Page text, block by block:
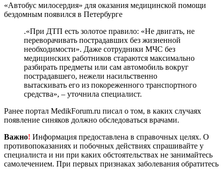
«Автобус милосердия» для оказания медицинской помощи
бездомным появился в Петербурге
.«При ДТП есть золотое правило: «Не двигать, не
переворачивать пострадавших без жизненной
необходимости». Даже сотрудники МЧС без
медицинских работников стараются максимально
разбирать предметы или сам автомобиль вокруг
пострадавшего, нежели насильственно
вытаскивать его из покореженного транспортного
средства», – уточнила специалист.
Ранее портал MedikForum.ru писал о том, в каких случаях
появление синяков должно обследоваться врачами.
Важно! Информация предоставлена в справочных целях. О
противопоказаниях и побочных действиях спрашивайте у
специалиста и ни при каких обстоятельствах не занимайтесь
самолечением. При первых признаках заболевания обратитесь